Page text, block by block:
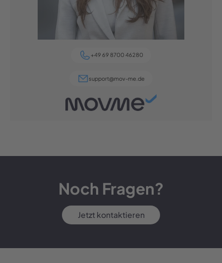
+49 69 8700 46280
support@mov-me.de
Noch Fragen?
Jetzt kontaktieren